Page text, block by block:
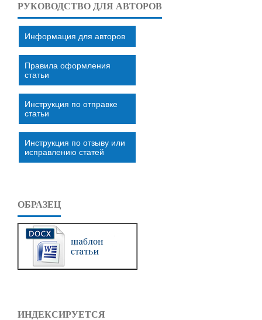
РУКОВОДСТВО ДЛЯ АВТОРОВ
Информация для авторов
Правила оформления
статьи
Инструкция по отправке
статьи
Инструкция по отзыву или
исправлению статей
ОБРАЗЕЦ
ИНДЕКСИРУЕТСЯ